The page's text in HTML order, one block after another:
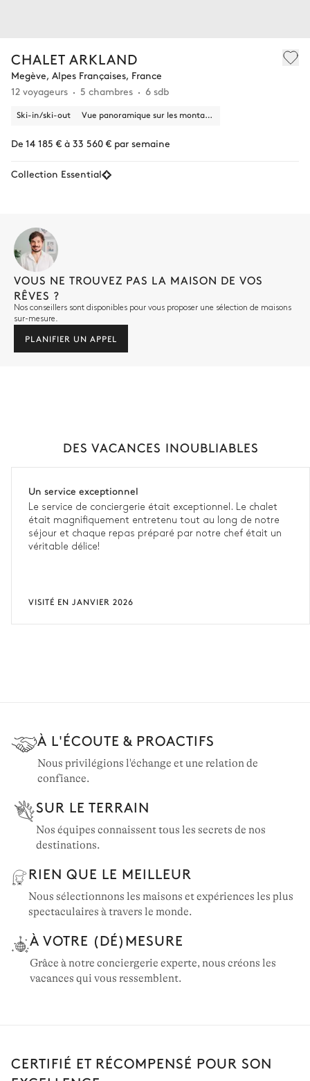
CHALET ARKLAND
Megève, Alpes Françaises, France
12 voyageurs
5 chambres 6 sdb
Ski-in/ski-out Vue panoramique sur les montagnes
De 14 185 € à 33 560 € par semaine
Collection Essential
VOUS NE TROUVEZ PAS LA MAISON DE VOS
RÊVES ?
Nos conseillers sont disponibles pour vous proposer une sélection de maisons
sur-mesure.
PLANIFIER UN APPEL
DES VACANCES INOUBLIABLES
Un service exceptionnel
Le service de conciergerie était exceptionnel. Le chalet
était magnifiquement entretenu tout au long de notre
séjour et chaque repas préparé par notre chef était un
véritable délice!
VISITÉ EN JANVIER 2026
À L'ÉCOUTE & PROACTIFS
Nous privilégions l'échange et une relation de
confiance.
SUR LE TERRAIN
Nos équipes connaissent tous les secrets de nos
destinations.
RIEN QUE LE MEILLEUR
Nous sélectionnons les maisons et expériences les plus
spectaculaires à travers le monde.
À VOTRE (DÉ)MESURE
Grâce à notre conciergerie experte, nous créons les
vacances qui vous ressemblent.
CERTIFIÉ ET RÉCOMPENSÉ POUR SON